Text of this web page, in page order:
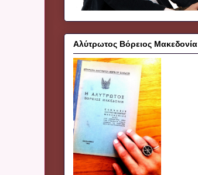
Αλύτρωτος Βόρειος Μακεδονία